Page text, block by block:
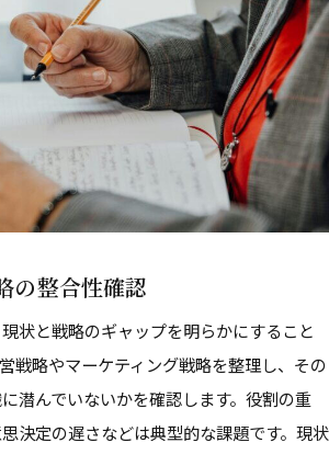
の整合性確認
状と戦略のギャップを明らかにすること
戦略やマーケティング戦略を整理し、その
潜んでいないかを確認します。役割の重
決定の遅さなどは典型的な課題です。現状